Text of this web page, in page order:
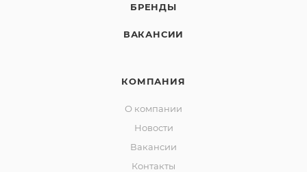
БРЕНДЫ
ВАКАНСИИ
КОМПАНИЯ
О компании
Новости
Вакансии
Контакты